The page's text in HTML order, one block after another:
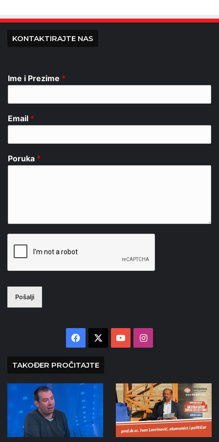
KONTAKTIRAJTE NAS
Ime i Prezime *
Email *
Poruka *
Pošalji
Facebook YouTubeInstagram
TAKOĐER PROČITAJTE